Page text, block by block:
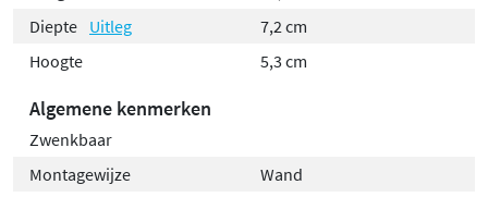
Diepte Uitleg
7,2 cm
Hoogte
5,3 cm
Algemene kenmerken
Zwenkbaar
Montagewijze
Wand